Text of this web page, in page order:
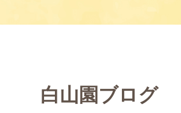
白山園ブログ